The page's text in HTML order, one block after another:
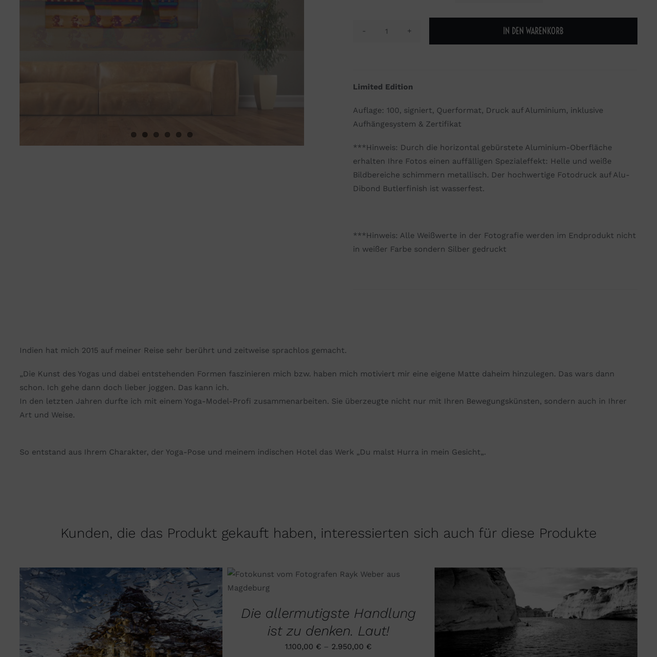
Du
mein
Menge
IN DEN WARENKORB
Limited Edition
Auflage: 100, signiert, Querformat, Druck auf Aluminium, inklusive
Aufhängesystem & Zertifikat
***Hinweis: Durch die horizontal gebürstete Aluminium-Oberfläche
erhalten Ihre Fotos einen auffälligen Spezialeffekt: Helle und weiße
Bildbereiche schimmern metallisch. Der hochwertige Fotodruck auf Alu-
Dibond Butlerfinish ist wasserfest.
***Hinweis: Alle Weißwerte in der Fotografie werden im Endprodukt nicht
in weißer Farbe sondern Silber gedruckt
Indien hat mich 2015 auf meiner Reise sehr berührt und zeitweise sprachlos gemacht.
„Die Kunst des Yogas und dabei entstehenden Formen faszinieren mich bzw. haben mich motiviert mir eine eigene Matte daheim hinzulegen. Das wars dann
schon. Ich gehe dann doch lieber joggen. Das kann ich.
In den letzten Jahren durfte ich mit einem Yoga-Model-Profi zusammenarbeiten. Sie überzeugte nicht nur mit Ihren Bewegungskünsten, sondern auch in Ihrer
Art und Weise.
So entstand aus Ihrem Charakter, der Yoga-Pose und meinem indischen Hoteldas Werk „Du malst Hurrain mein Gesicht„.
Kunden, die das Produkt gekauft haben, interessierten sich auch für diese Produkte
AUSFÜHRUNG WÄHLEN DIESES
PRODUKT
WEIST
QUICK VIEW
MEHRERE
VARIANTEN
AUF.
DIE
OPTIONEN
Die allermutigste Handlung
ist zu denken. Laut!
1.100,00 € – 2.950,00 €
AUSFÜHRUNG WÄHLEN
DIESES
PRODUKT
WEIST
MEHRERE
/ QUICK VIEW